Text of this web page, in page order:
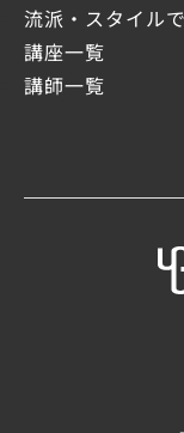
流派・スタイル
講座一覧
講師一覧